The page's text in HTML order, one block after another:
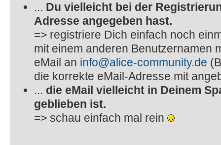
... Du vielleicht bei der
Adresse angegeben hast.
=> registriere Dich einfach noch
mit einem anderen Benutzernamen
eMail an info@alice-community.de
die korrekte eMail-Adresse mit
... die eMail vielleicht in Deinem
geblieben ist.
=> schau einfach mal rein